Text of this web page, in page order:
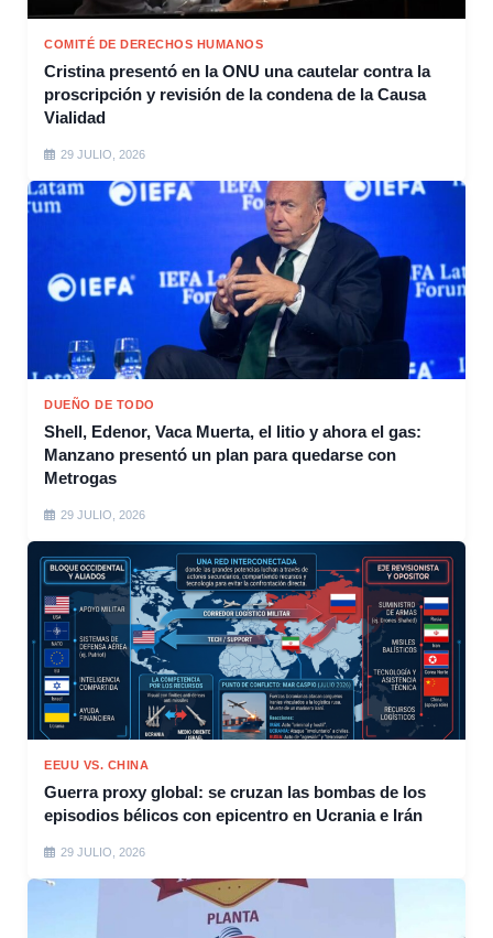
COMITÉ DE DERECHOS HUMANOS
Cristina presentó en la ONU una cautelar contra la
proscripción y revisión de la condena de la Causa
Vialidad
29 JULIO, 2026
DUEÑO DE TODO
Shell, Edenor, Vaca Muerta, el litio y ahora el gas:
Manzano presentó un plan para quedarse con
Metrogas
29 JULIO, 2026
EEUU VS. CHINA
Guerra proxy global: se cruzan las bombas de los
episodios bélicos con epicentro en Ucrania e Irán
29 JULIO, 2026